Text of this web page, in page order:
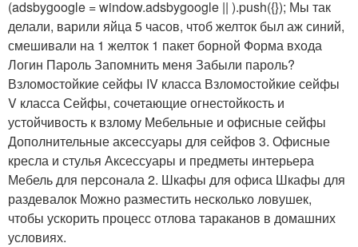
(adsbygoogle = window.adsbygoogle || ).push({}); Мы так
делали, варили яйца 5 часов, чтоб желток был аж синий,
смешивали на 1 желток 1 пакет борной Форма входа
Логин Пароль Запомнить меня Забыли пароль?
Взломостойкие сейфы IV класса Взломостойкие сейфы
V класса Сейфы, сочетающие огнестойкость и
устойчивость к взлому Мебельные и офисные сейфы
Дополнительные аксессуары для сейфов 3. Офисные
кресла и стулья Аксессуары и предметы интерьера
Мебель для персонала 2. Шкафы для офиса Шкафы для
раздевалок Можно разместить несколько ловушек,
чтобы ускорить процесс отлова тараканов в домашних
условиях.